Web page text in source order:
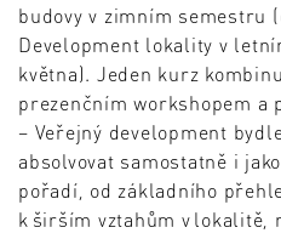
budovy v zimním semestru
Development lokality v
května). Jeden kurz
prezenčním workshopem a
– Veřejný development
absolvovat samostatně i
pořadí, od základního
k širším vztahům v lokalitě,